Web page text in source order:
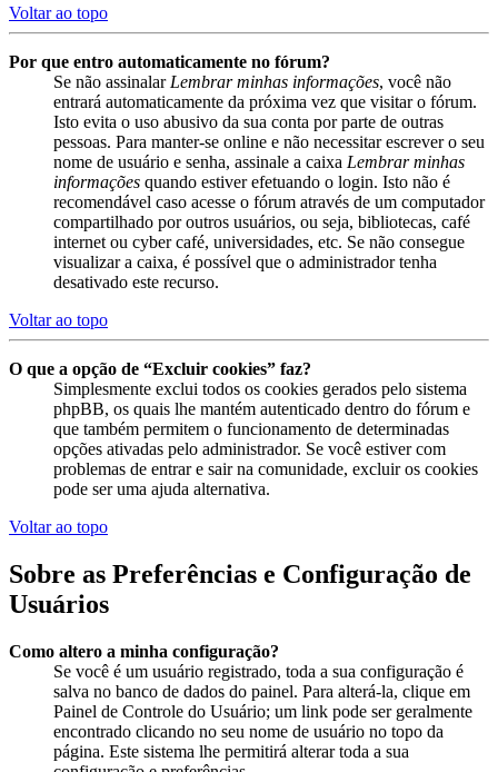
Voltar ao topo
Por que entro automaticamente no fórum?
Se não assinalar Lembrar minhas informações, você não
entrará automaticamente da próxima vez que visitar o fórum.
Isto evita o uso abusivo da sua conta por parte de outras
pessoas. Para manter-se online e não necessitar escrever o seu
nome de usuário e senha, assinale a caixa Lembrar minhas
informações quando estiver efetuando o login. Isto não é
recomendável caso acesse o fórum através de um computador
compartilhado por outros usuários, ou seja, bibliotecas, café
internet ou cyber café, universidades, etc. Se não consegue
visualizar a caixa, é possível que o administrador tenha
desativado este recurso.
Voltar ao topo
O que a opção de “Excluir cookies” faz?
Simplesmente exclui todos os cookies gerados pelo sistema
phpBB, os quais lhe mantém autenticado dentro do fórum e
que também permitem o funcionamento de determinadas
opções ativadas pelo administrador. Se você estiver com
problemas de entrar e sair na comunidade, excluir os cookies
pode ser uma ajuda alternativa.
Voltar ao topo
Sobre as Preferências e Configuração de
Usuários
Como altero a minha configuração?
Se você é um usuário registrado, toda a sua configuração é
salva no banco de dados do painel. Para alterá-la, clique em
Painel de Controle do Usuário; um link pode ser geralmente
encontrado clicando no seu nome de usuário no topo da
página. Este sistema lhe permitirá alterar toda a sua